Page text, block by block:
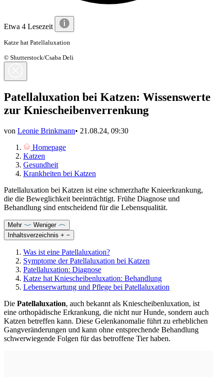
Etwa 4 Lesezeit
Katze hat Patellaluxation
© Shutterstock/Csaba Deli
Patellaluxation bei Katzen: Wissenswerte
zur Kniescheibenverrenkung
von Leonie Brinkmann• 21.08.24, 09:30
Homepage
Katzen
Gesundheit
Krankheiten bei Katzen
Patellaluxation bei Katzen ist eine schmerzhafte Knieerkrankung,
die die Beweglichkeit beeinträchtigt. Frühe Diagnose und
Behandlung sind entscheidend für die Lebensqualität.
Mehr
Weniger
Inhaltsverzeichnis + −
Was ist eine Patellaluxation?
Symptome der Patellaluxation bei Katzen
Patellaluxation: Diagnose
Katze hat Kniescheibenluxation: Behandlung
Lebenserwartung und Pflege bei Patellaluxation
Die Patellaluxation, auch bekannt als Kniescheibenluxation, ist
eine orthopädische Erkrankung, die nicht nur Hunde, sondern auch
Katzen betreffen kann. Diese Gelenkanomalie führt zu erheblichen
Gangveränderungen und kann ohne entsprechende Behandlung
schwerwiegende Folgen für das betroffene Tier haben.